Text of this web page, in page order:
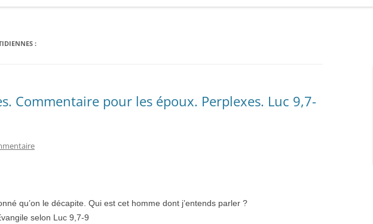
:
Commentaire pour les époux. Perplexes. Luc 9,7-
qu’on le décapite. Qui est cet homme dont j’entends parler ?
selon Luc 9,7-9